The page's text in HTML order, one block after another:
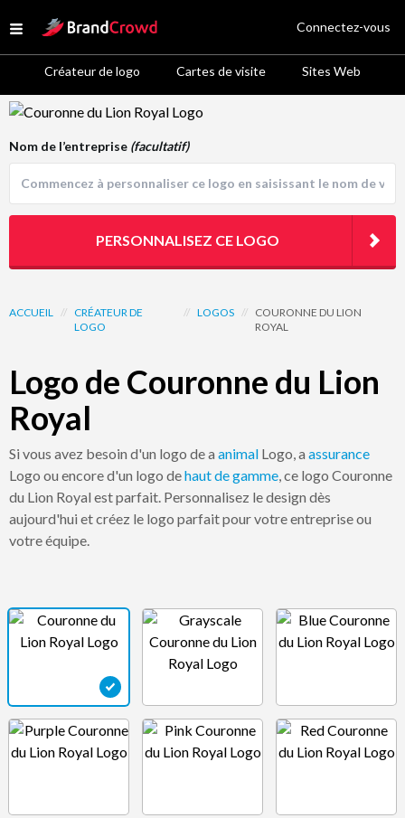
Open menu
Site Logo
Créateur de logo Cartes de visite Sites Web
Connectez-vous
Logo Template Preview
ACCUEIL // CRÉATEUR DE
LOGO
// LOGOS //
COURONNE DU LION
ROYAL
Logo de Couronne du Lion
Royal
Si vous avez besoin d'un logo de a animal Logo, a assurance
Logo ou encore d'un logo dehaut de gamme, ce logo Couronne
du Lion Royal est parfait. Personnalisez le design dès
aujourd'hui et créez le logo parfait pour votre entreprise ou
votre équipe.
Nom de l’entreprise (facultatif)
PERSONNALISEZ CE LOGO